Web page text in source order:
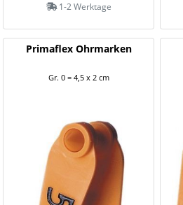
1-2 Werktage
Primaflex Ohrmarken
Gr. 0 = 4,5 x 2 cm